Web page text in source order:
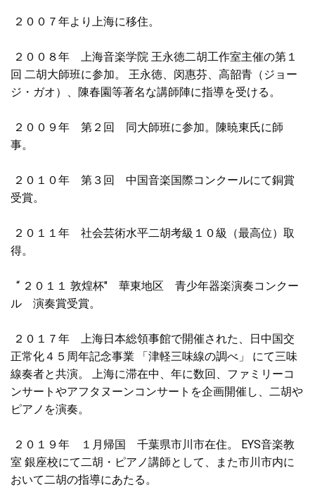
２００７年より上海に移住。
２００８年　上海音楽学院 王永徳二胡工作室主催の第１
回 二胡大師班に参加。 王永徳、闵惠芬、高韶青（ジョー
ジ・ガオ）、陳春園等著名な講師陣に指導を受ける。
２００９年　第２回　同大師班に参加。陳暁東氏に師
事。
２０１０年　第３回　中国音楽国際コンクールにて銅賞
受賞。
２０１１年　社会芸術水平二胡考級１０級（最高位）取
得。
“ ２０１１ 敦煌杯″　華東地区　青少年器楽演奏コンクー
ル　演奏賞受賞。
２０１７年　上海日本総領事館で開催された、日中国交
正常化４５周年記念事業 「津軽三味線の調べ」 にて三味
線奏者と共演。 上海に滞在中、年に数回、ファミリーコ
ンサートやアフタヌーンコンサートを企画開催し、二胡や
ピアノを演奏。
２０１９年　１月帰国　千葉県市川市在住。 EYS音楽教
室 銀座校にて二胡・ピアノ講師として、また市川市内に
おいて二胡の指導にあたる。